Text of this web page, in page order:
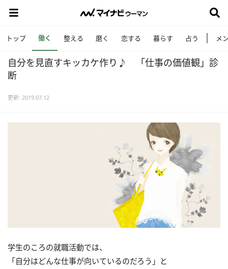
トップ 働く 整える 磨く 恋する 暮らす 占う メ
自分を見直すキッカケ作り♪ 「仕事の価値観」診
断
更新: 2019.07.12
学生のころの就職活動では、
「自分はどんな仕事が向いているのだろう」と